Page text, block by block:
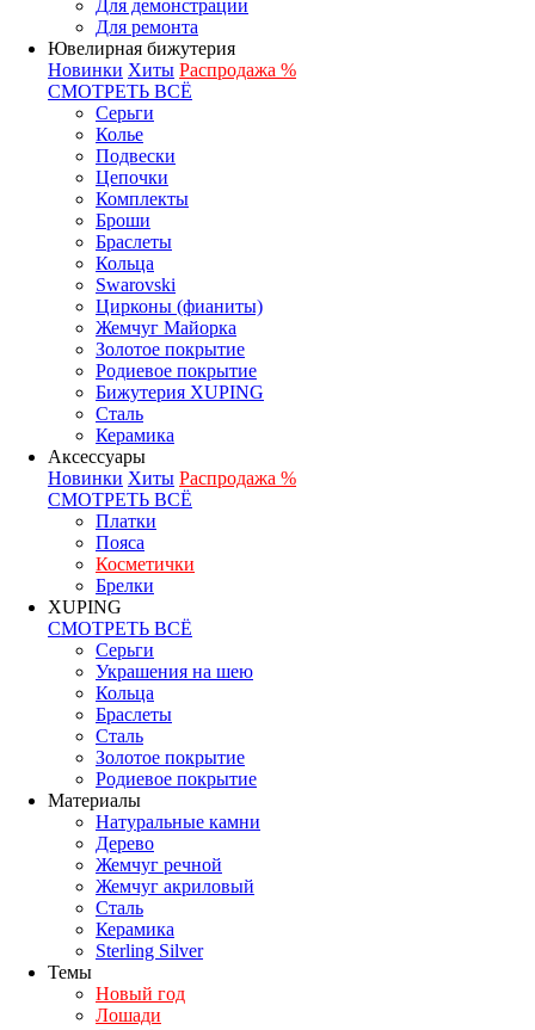
Для демонстрации
Для ремонта
Ювелирная бижутерия
Новинки Хиты Распродажа %
СМОТРЕТЬ ВСЁ
Серьги
Колье
Подвески
Цепочки
Комплекты
Броши
Браслеты
Кольца
Swarovski
Цирконы (фианиты)
Жемчуг Майорка
Золотое покрытие
Родиевое покрытие
Бижутерия XUPING
Сталь
Керамика
Аксессуары
Новинки Хиты Распродажа %
СМОТРЕТЬ ВСЁ
Платки
Пояса
Косметички
Брелки
XUPING
СМОТРЕТЬ ВСЁ
Серьги
Украшения на шею
Кольца
Браслеты
Сталь
Золотое покрытие
Родиевое покрытие
Материалы
Натуральные камни
Дерево
Жемчуг речной
Жемчуг акриловый
Сталь
Керамика
Sterling Silver
Темы
Новый год
Лошади